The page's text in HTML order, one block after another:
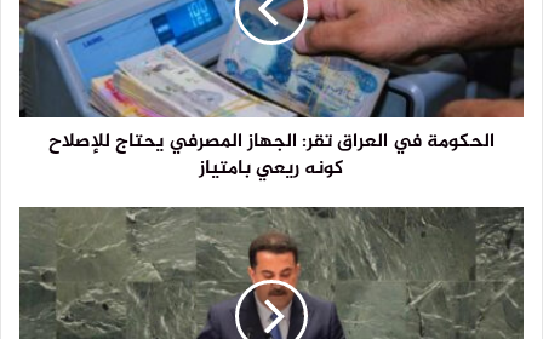
الحكومة في العراق تقر: الجهاز المصرفي يحتاج للإصلاح
كونه ريعي بامتياز